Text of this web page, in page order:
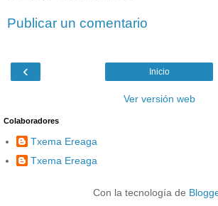
Publicar un comentario
‹ Inicio
Ver versión web
Colaboradores
Txema Ereaga
Txema Ereaga
Con la tecnología de